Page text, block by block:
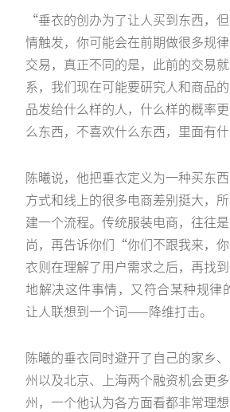
“垂衣的创办为了让人买到东西，
情触发，你可能会在前期做很多规
交易，真正不同的是，此前的交易
系，我们现在可能要研究人和商品
品发给什么样的人，什么样的概率
么东西，不喜欢什么东西，里面有
陈曦说，他把垂衣定义为一种买东
方式和线上的很多电商差别挺大，
建一个流程。传统服装电商，往往
尚，再告诉你们“你们不跟我来，
衣则在理解了用户需求之后，再找
地解决这件事情，又符合某种规律
让人联想到一个词——降维打击。
陈曦的垂衣同时避开了自己的家乡
州以及北京、上海两个融资机会更
州，一个他认为各方面看都非常理想